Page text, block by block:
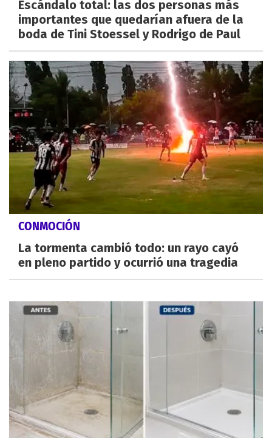
Escándalo total: las dos personas más
importantes que quedarían afuera de la
boda de Tini Stoessel y Rodrigo de Paul
CONMOCIÓN
La tormenta cambió todo: un rayo cayó
en pleno partido y ocurrió una tragedia